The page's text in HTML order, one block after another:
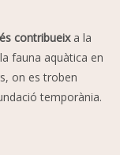
contribueixa la
fauna aquàtica en
on es troben
temporània.